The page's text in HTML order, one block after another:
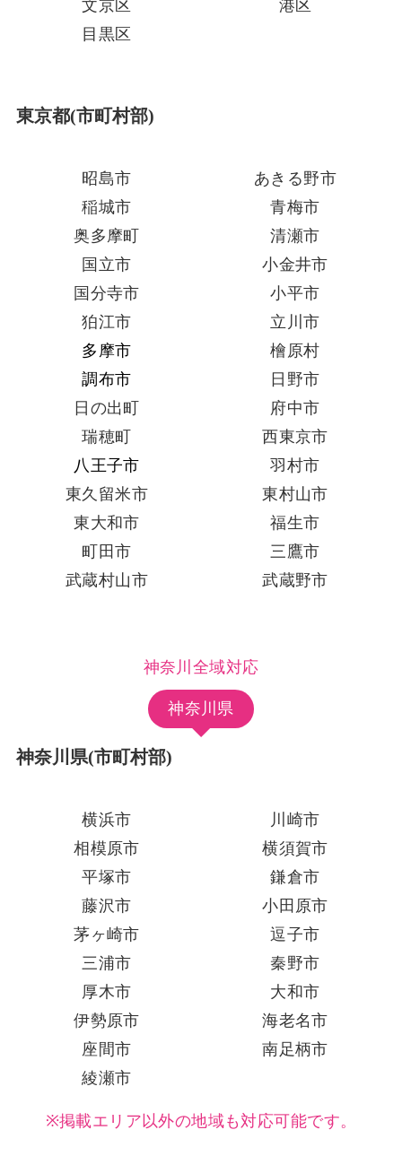
文京区
港区
目黒区
東京都(市町村部)
昭島市
あきる野市
稲城市
青梅市
奥多摩町
清瀬市
国立市
小金井市
国分寺市
小平市
狛江市
立川市
多摩市
檜原村
調布市
日野市
日の出町
府中市
瑞穂町
西東京市
八王子市
羽村市
東久留米市
東村山市
東大和市
福生市
町田市
三鷹市
武蔵村山市
武蔵野市
神奈川全域対応
神奈川県
神奈川県(市町村部)
横浜市
川崎市
相模原市
横須賀市
平塚市
鎌倉市
藤沢市
小田原市
茅ヶ崎市
逗子市
三浦市
秦野市
厚木市
大和市
伊勢原市
海老名市
座間市
南足柄市
綾瀬市
※掲載エリア以外の地域も対応可能です。